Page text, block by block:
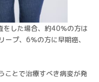
をした場合、約40％の方は
プ、6％の方に早期癌、
ことで治療すべき病変が発